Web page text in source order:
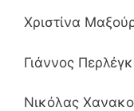
Χριστίνα
Γιάννος
Νικόλας